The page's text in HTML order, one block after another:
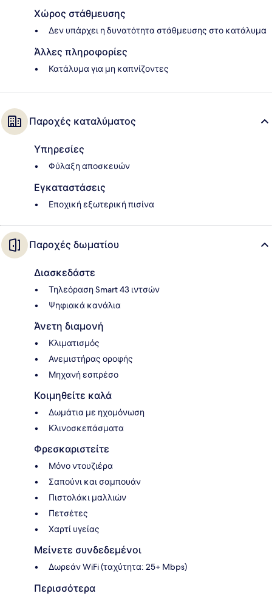
Χώρος στάθμευσης
Δεν υπάρχει η δυνατότητα στάθμευσης στο κατάλυμα
Άλλες πληροφορίες
Κατάλυμα για μη καπνίζοντες
Παροχές καταλύματος
Υπηρεσίες
Φύλαξη αποσκευών
Εγκαταστάσεις
Εποχική εξωτερική πισίνα
Παροχές δωματίου
Διασκεδάστε
Τηλεόραση Smart 43 ιντσών
Ψηφιακά κανάλια
Άνετη διαμονή
Κλιματισμός
Ανεμιστήρας οροφής
Μηχανή εσπρέσο
Κοιμηθείτε καλά
Δωμάτια με ηχομόνωση
Κλινοσκεπάσματα
Φρεσκαριστείτε
Μόνο ντουζιέρα
Σαπούνι και σαμπουάν
Πιστολάκι μαλλιών
Πετσέτες
Χαρτί υγείας
Μείνετε συνδεδεμένοι
Δωρεάν WiFi (ταχύτητα: 25+ Mbps)
Περισσότερα